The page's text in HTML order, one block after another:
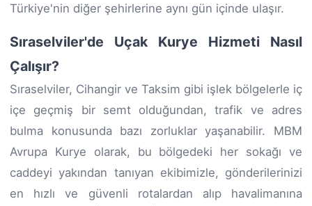
Türkiye'nin diğer şehirlerine aynı gün içinde ulaşır.
Sıraselviler'de Uçak Kurye Hizmeti Nasıl
Çalışır?
Sıraselviler, Cihangir ve Taksim gibi işlek bölgelerle iç
içe geçmiş bir semt olduğundan, trafik ve adres
bulma konusunda bazı zorluklar yaşanabilir. MBM
Avrupa Kurye olarak, bu bölgedeki her sokağı ve
caddeyi yakından tanıyan ekibimizle, gönderilerinizi
en hızlı ve güvenli rotalardan alıp havalimanına